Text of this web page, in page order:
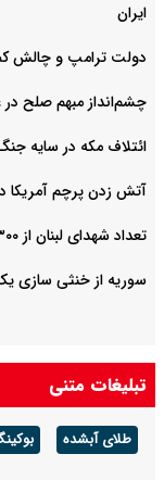
ایران
دولت ترامپ و چالش
چشم‌انداز مبهم صلح در
ائتلاف مکه در سایه
آتش زدن پرچم آمریکا
تعداد شهدای لبنان از ۴۳۰۰ نفر عبور کرد
سوریه از خنثی سازی
تبلیغات متنی
طلای آبشده